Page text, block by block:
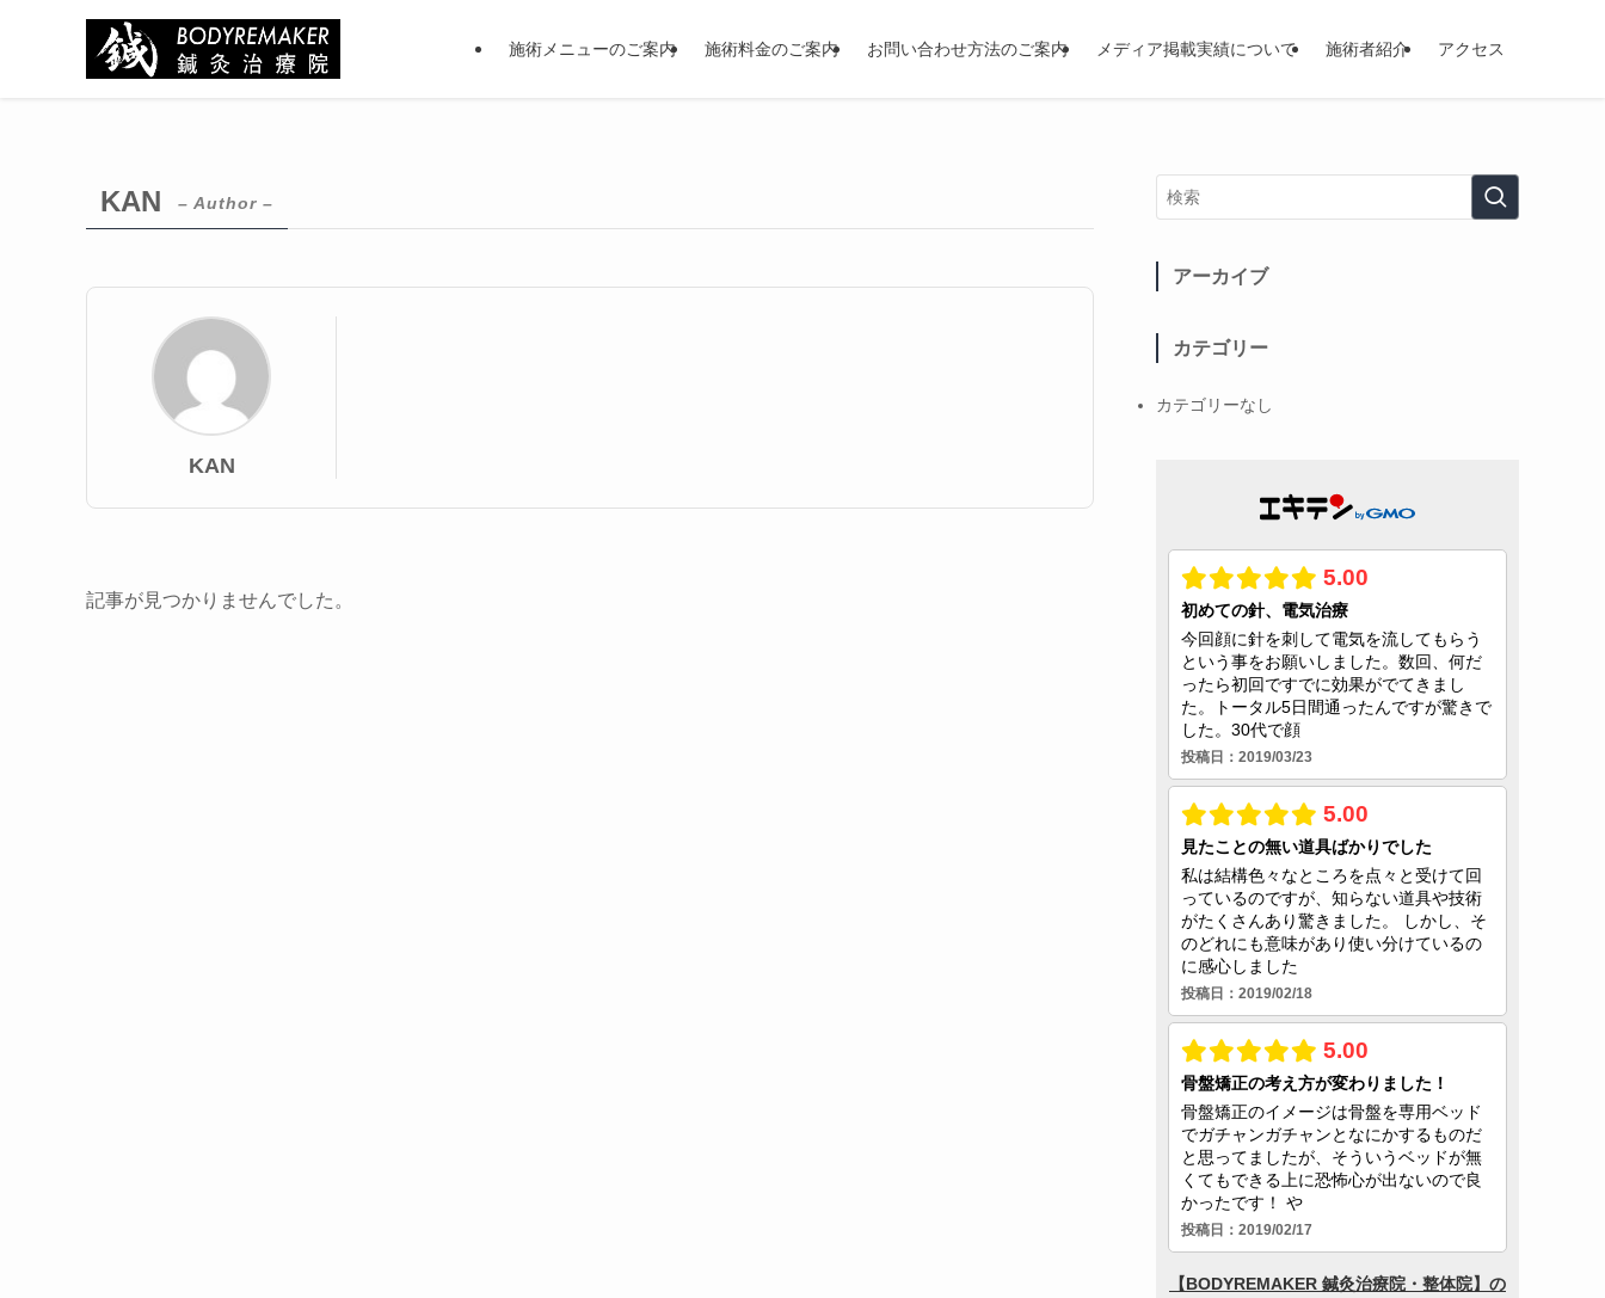
施術メニューのご案内 施術料金のご案内 お問い合わせ方法のご案内 メディア掲載実績について 施術者紹介 アクセス
KAN – Author –
KAN
記事が見つかりませんでした。
アーカイブ
カテゴリー
カテゴリーなし